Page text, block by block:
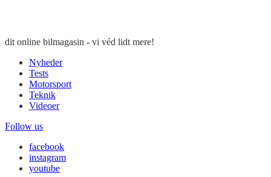
dit online bilmagasin - vi véd lidt mere!
Nyheder
Tests
Motorsport
Teknik
Videoer
Follow us
facebook
instagram
youtube